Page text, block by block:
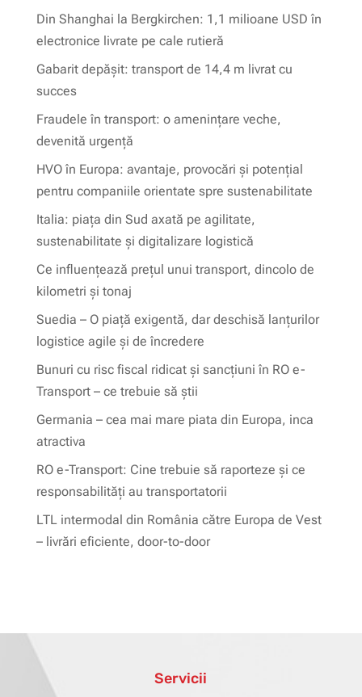
Din Shanghai la Bergkirchen: 1,1 milioane USD în
electronice livrate pe cale rutieră
Gabarit depășit: transport de 14,4 m livrat cu
succes
Fraudele în transport: o amenințare veche,
devenită urgență
HVO în Europa: avantaje, provocări și potențial
pentru companiile orientate spre sustenabilitate
Italia: piața din Sud axată pe agilitate,
sustenabilitate și digitalizare logistică
Ce influențează prețul unui transport, dincolo de
kilometri și tonaj
Suedia – O piață exigentă, dar deschisă lanțurilor
logistice agile și de încredere
Bunuri cu risc fiscal ridicat și sancțiuni în RO e-
Transport – ce trebuie să știi
Germania – cea mai mare piata din Europa, inca
atractiva
RO e-Transport: Cine trebuie să raporteze și ce
responsabilități au transportatorii
LTL intermodal din România către Europa de Vest
– livrări eficiente, door-to-door
Servicii